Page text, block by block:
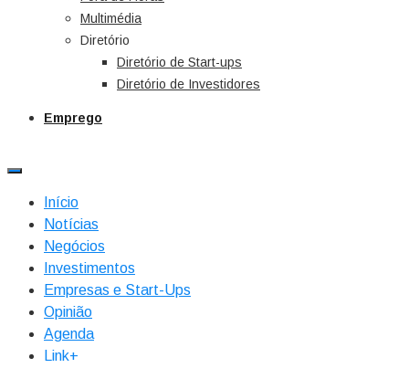
Multimédia
Diretório
Diretório de Start-ups
Diretório de Investidores
Emprego
Início
Notícias
Negócios
Investimentos
Empresas e Start-Ups
Opinião
Agenda
Link+